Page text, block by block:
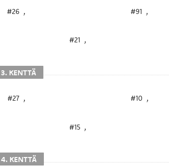
#26 , #91 ,
#21 ,
3. KENTTÄ
#27 , #10 ,
#15 ,
4. KENTTÄ